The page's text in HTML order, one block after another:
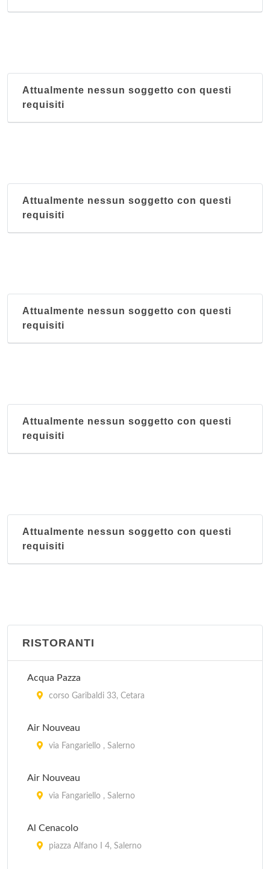
Attualmente nessun soggetto con questi
requisiti
Attualmente nessun soggetto con questi
requisiti
Attualmente nessun soggetto con questi
requisiti
Attualmente nessun soggetto con questi
requisiti
Attualmente nessun soggetto con questi
requisiti
RISTORANTI
Acqua Pazza
corso Garibaldi 33, Cetara
Air Nouveau
via Fangariello , Salerno
Air Nouveau
via Fangariello , Salerno
Al Cenacolo
piazza Alfano I 4, Salerno